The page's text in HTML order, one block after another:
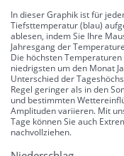
In dieser Graphik ist für
Tiefsttemperatur (blau)
ablesen, indem Sie Ihre
Jahresgang der
Die höchsten
niedrigsten um den Monat
Unterschied der
Regel geringer als in den
und bestimmten
Amplituden variieren. Mit
Tage können Sie auch
nachvollziehen.